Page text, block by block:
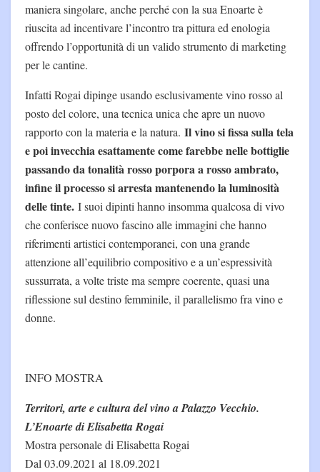
maniera singolare, anche perché con la sua Enoarte è
riuscita ad incentivare l’incontro tra pittura ed enologia
offrendo l’opportunità di un valido strumento di marketing
per le cantine.
Infatti Rogai dipinge usando esclusivamente vino rosso al
posto del colore, una tecnica unica che apre un nuovo
rapporto con la materia e la natura. Il vino si fissa sulla tela
e poi invecchia esattamente come farebbe nelle bottiglie
passando da tonalità rosso porpora a rosso ambrato,
infine il processo si arresta mantenendo la luminosità
delle tinte. I suoi dipinti hanno insomma qualcosa di vivo
che conferisce nuovo fascino alle immagini che hanno
riferimenti artistici contemporanei, con una grande
attenzione all’equilibrio compositivo e a un’espressività
sussurrata, a volte triste ma sempre coerente, quasi una
riflessione sul destino femminile, il parallelismo fra vino e
donne.
INFO MOSTRA
Territori, arte e cultura del vino a Palazzo Vecchio.
L’Enoarte di Elisabetta Rogai
Mostra personale di Elisabetta Rogai
Dal 03.09.2021 al 18.09.2021